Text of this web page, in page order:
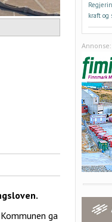
ga
kraft og
Annonse: